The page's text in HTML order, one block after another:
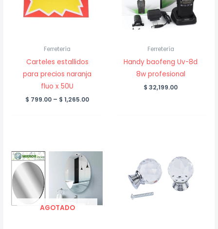
Ferretería
Carteles estallidos
para precios naranja
fluo x 50U
$ 799.00 – $ 1,265.00Price
Ferretería
Handy baofeng Uv-8d
8w profesional
$ 32,199.00
AGOTADO